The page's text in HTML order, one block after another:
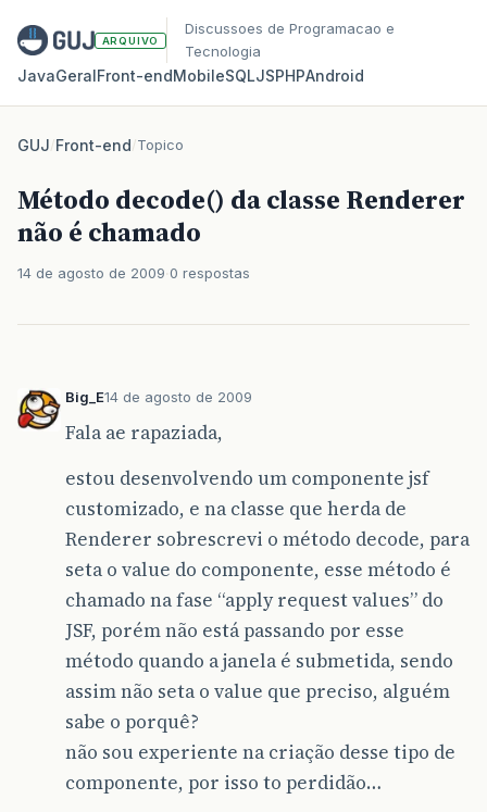
ARQUIVO
Discussoes de Programacao e
Tecnologia
JavaGeralFront‑endMobileSQLJSPHPAndroid
GUJ/Front-end/Topico
Método decode() da classe Renderer
não é chamado
14 de agosto de 2009 0 respostas
Big_E14 de agosto de 2009
Fala ae rapaziada,
estou desenvolvendo um componente jsf
customizado, e na classe que herda de
Renderer sobrescrevi o método decode, para
seta o value do componente, esse método é
chamado na fase “apply request values” do
JSF, porém não está passando por esse
método quando a janela é submetida, sendo
assim não seta o value que preciso, alguém
sabe o porquê?
não sou experiente na criação desse tipo de
componente, por isso to perdidão…